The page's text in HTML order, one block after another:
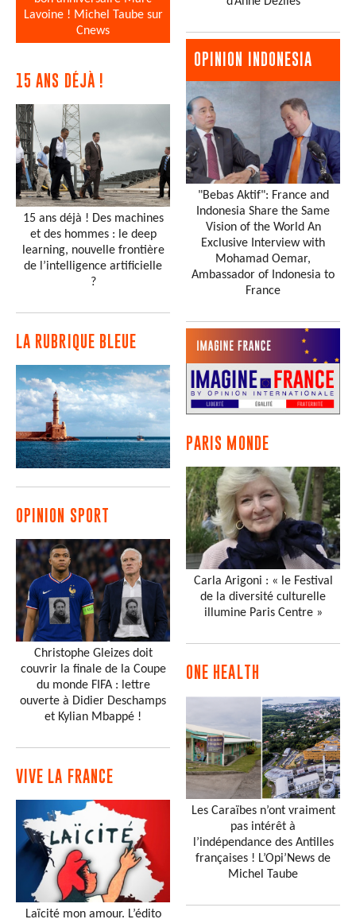
Lavoine ! Michel Taube sur
Cnews
15 ANS DÉJÀ !
15 ans déjà ! Des machines
et des hommes : le deep
learning, nouvelle frontière
de l’intelligence artificielle
?
LA RUBRIQUE BLEUE
OPINION SPORT
Christophe Gleizes doit
couvrir la finale de la Coupe
du monde FIFA : lettre
ouverte à Didier Deschamps
et Kylian Mbappé !
VIVE LA FRANCE
Laïcité mon amour. L’édito
OPINION INDONESIA
"Bebas Aktif": France and
Indonesia Share the Same
Vision of the World An
Exclusive Interview with
Mohamad Oemar,
Ambassador of Indonesia to
France
PARIS MONDE
Carla Arigoni : « le Festival
de la diversité culturelle
illumine Paris Centre »
ONE HEALTH
Les Caraïbes n’ont vraiment
pas intérêt à
l’indépendance des Antilles
françaises ! L’Opi’News de
Michel Taube